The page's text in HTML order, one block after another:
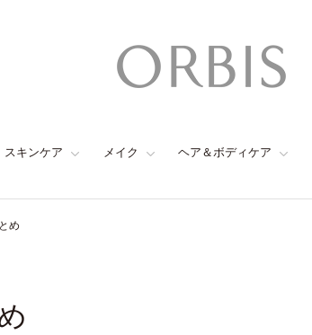
スキンケア メイク ヘア＆ボディケア
め